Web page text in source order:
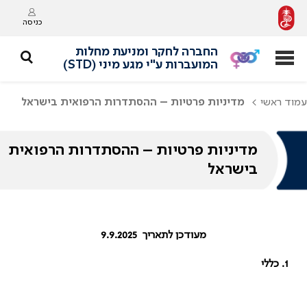
כניסה
החברה לחקר ומניעת מחלות
המועברות ע"י מגע מיני (STD)
עמוד ראשי מדיניות פרטיות – ההסתדרות הרפואית בישראל
מדיניות פרטיות – ההסתדרות הרפואית
בישראל
מעודכן לתאריך 9.9.2025
1. כללי